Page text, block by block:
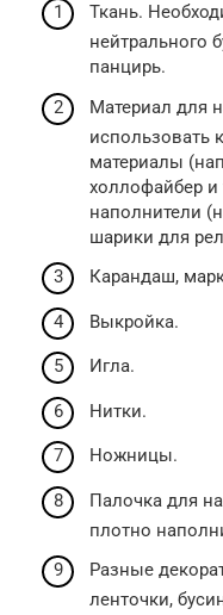
Ткань.
нейтрального
панцирь.
Материал для
использовать
материалы
холлофайбер и
наполнители
шарики для
Карандаш,
Выкройка.
Игла.
Нитки.
Ножницы.
Палочка для
плотно
Разные
ленточки,